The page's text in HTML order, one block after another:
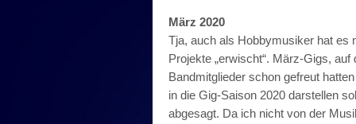
März 2020
Tja, auch als Hobbymusiker hat es
Projekte „erwischt“. März-Gigs, auf
Bandmitglieder schon gefreut
in die Gig-Saison 2020 darstellen
abgesagt. Da ich nicht von der